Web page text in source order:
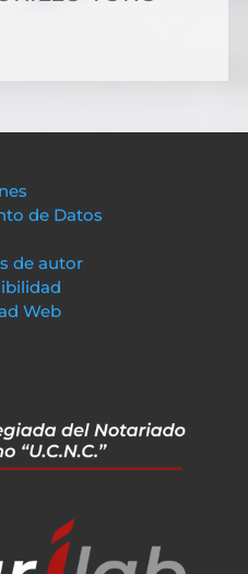
de Datos
de autor
Web